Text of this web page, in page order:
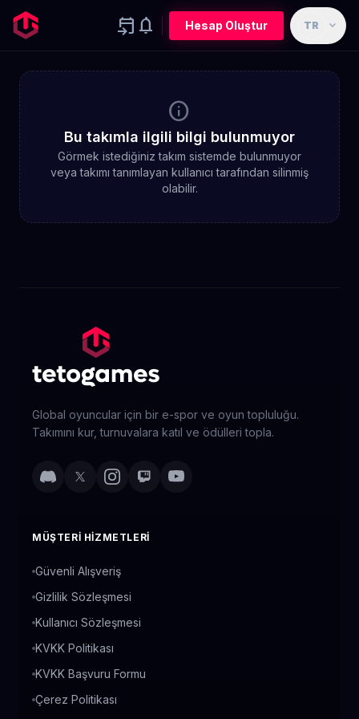
event_upcoming notifications Hesap Oluştur TR expand_more
info
Bu takımla ilgili bilgi bulunmuyor
Görmek istediğiniz takım sistemde bulunmuyor
veya takımı tanımlayan kullanıcı tarafından silinmiş
olabilir.
Global oyuncular için bir e-spor ve oyun topluluğu.
Takımını kur, turnuvalara katıl ve ödülleri topla.
MÜŞTERI HIZMETLERI
Güvenli Alışveriş
Gizlilik Sözleşmesi
Kullanıcı Sözleşmesi
KVKK Politikası
KVKK Başvuru Formu
Çerez Politikası